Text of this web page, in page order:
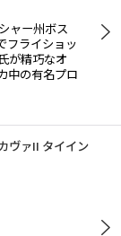
ャー州ボス
フライショッ
が精巧なオ
中の有名プロ
ヴァII タイイン